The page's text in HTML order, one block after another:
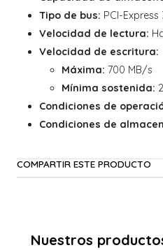
Tipo de bus: PCI-Express
Velocidad de lectura:
Velocidad de escritura:
Máxima: 700 MB/s
Mínima sostenida:
Condiciones de
Condiciones de
COMPARTIR ESTE PRODUCTO